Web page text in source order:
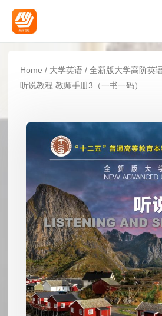
Home / 大学英语 / 全新版大学高阶英
听说教程 教师手册3（一书一码）